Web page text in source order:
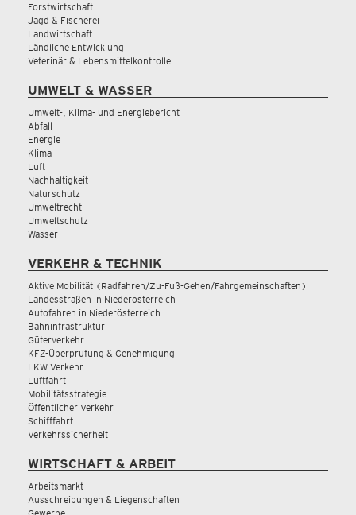
Forstwirtschaft
Jagd & Fischerei
Landwirtschaft
Ländliche Entwicklung
Veterinär & Lebensmittelkontrolle
UMWELT & WASSER
Umwelt-, Klima- und Energiebericht
Abfall
Energie
Klima
Luft
Nachhaltigkeit
Naturschutz
Umweltrecht
Umweltschutz
Wasser
VERKEHR & TECHNIK
Aktive Mobilität (Radfahren/Zu-Fuß-Gehen/Fahrgemeinschaften)
Landesstraßen in Niederösterreich
Autofahren in Niederösterreich
Bahninfrastruktur
Güterverkehr
KFZ-Überprüfung & Genehmigung
LKW Verkehr
Luftfahrt
Mobilitätsstrategie
Öffentlicher Verkehr
Schifffahrt
Verkehrssicherheit
WIRTSCHAFT & ARBEIT
Arbeitsmarkt
Ausschreibungen & Liegenschaften